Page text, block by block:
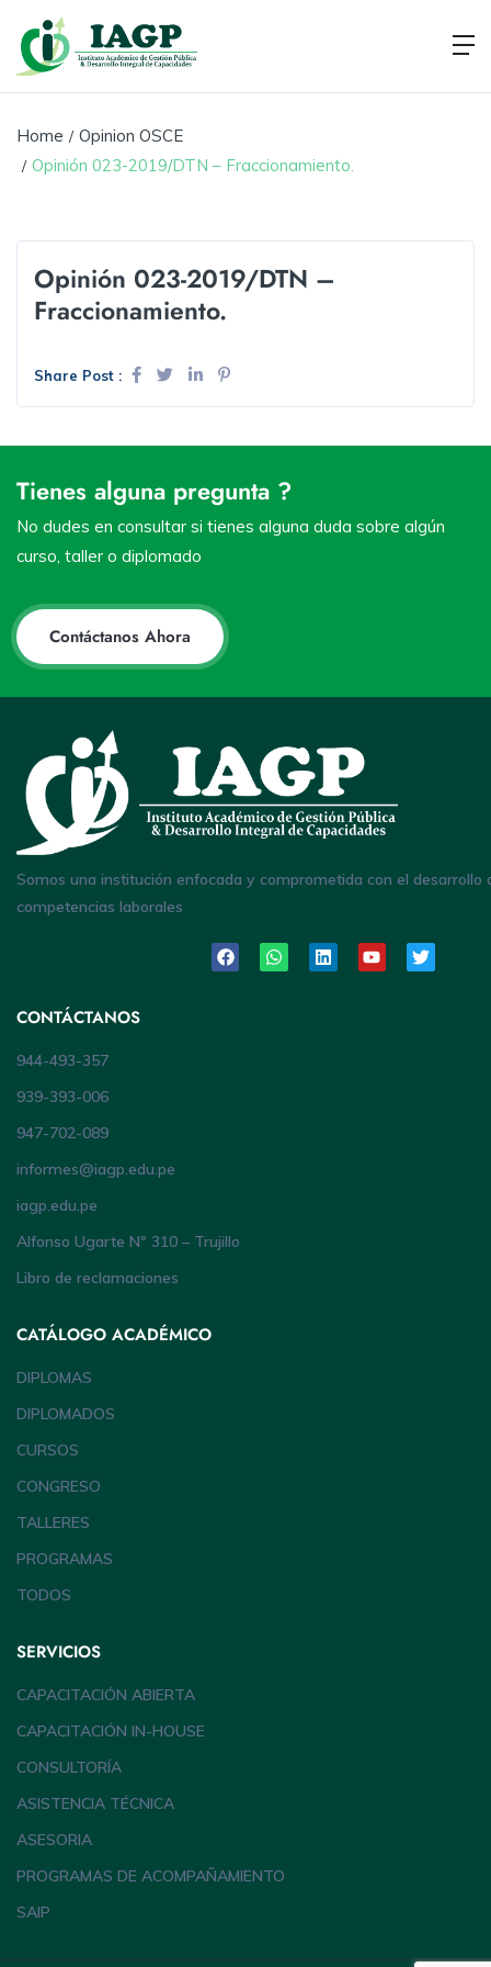
Home
Opinion OSCE
Opinión 023-2019/DTN – Fraccionamiento.
Opinión 023-2019/DTN –
Fraccionamiento.
Share Post :
Tienes alguna pregunta ?
No dudes en consultar si tienes alguna duda sobre algún
curso, taller o diplomado
Contáctanos Ahora
Somos una institución enfocada y comprometida con el desarrollo
competencias laborales
CONTÁCTANOS
944-493-357
939-393-006
947-702-089
informes@iagp.edu.pe
iagp.edu.pe
Alfonso Ugarte Nº 310 – Trujillo
Libro de reclamaciones
CATÁLOGO ACADÉMICO
DIPLOMAS
DIPLOMADOS
CURSOS
CONGRESO
TALLERES
PROGRAMAS
TODOS
SERVICIOS
CAPACITACIÓN ABIERTA
CAPACITACIÓN IN-HOUSE
CONSULTORÍA
ASISTENCIA TÉCNICA
ASESORIA
PROGRAMAS DE ACOMPAÑAMIENTO
SAIP